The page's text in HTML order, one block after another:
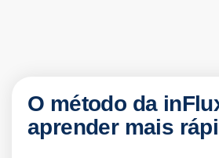
O método da
aprender mais